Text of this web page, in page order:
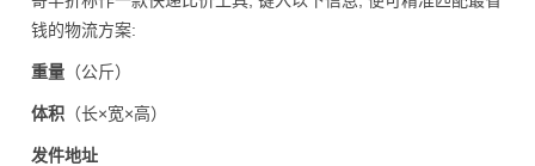
钱的物流方案:
重量 （公斤）
体积 （长×宽×高）
发件地址